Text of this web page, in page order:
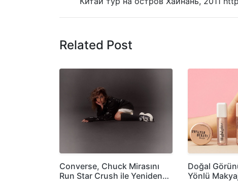
Related Post
Converse, Chuck Mirasını
Run Star Crush ile Yeniden…
Doğal
Yönlü